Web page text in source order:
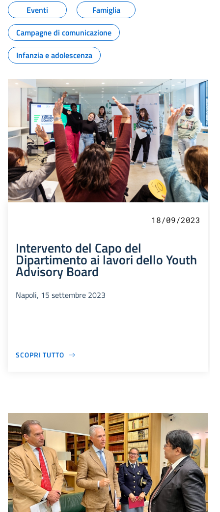
Eventi
Famiglia
Campagne di comunicazione
Infanzia e adolescenza
18/09/2023
Intervento del Capo del
Dipartimento ai lavori dello Youth
Advisory Board
Napoli, 15 settembre 2023
SCOPRI TUTTO